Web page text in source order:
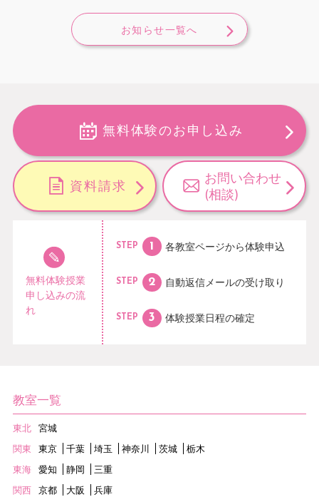
お知らせ一覧へ
無料体験のお申し込み
資料請求
お問い合わせ
(相談)
無料体験授業
申し込みの流
れ
STEP 各教室ページから体験申込
STEP 自動返信メールの受け取り
STEP 体験授業日程の確定
教室一覧
東北
宮城
関東
東京 千葉 埼玉 神奈川 茨城
栃木
東海
愛知 静岡
三重
関西
京都 大阪
兵庫